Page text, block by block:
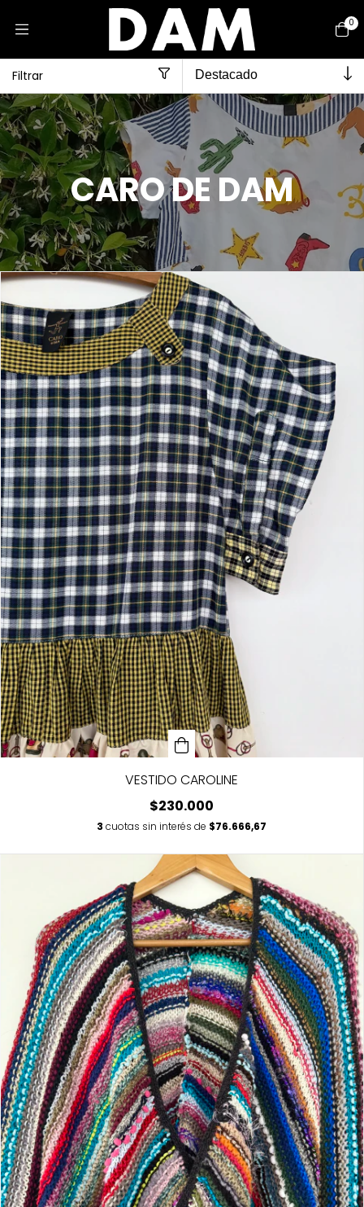
0
Filtrar
Inicio CARO DE DAM
CARO DE DAM
VESTIDO CAROLINE
$230.000
3 cuotas sin interés de $76.666,67